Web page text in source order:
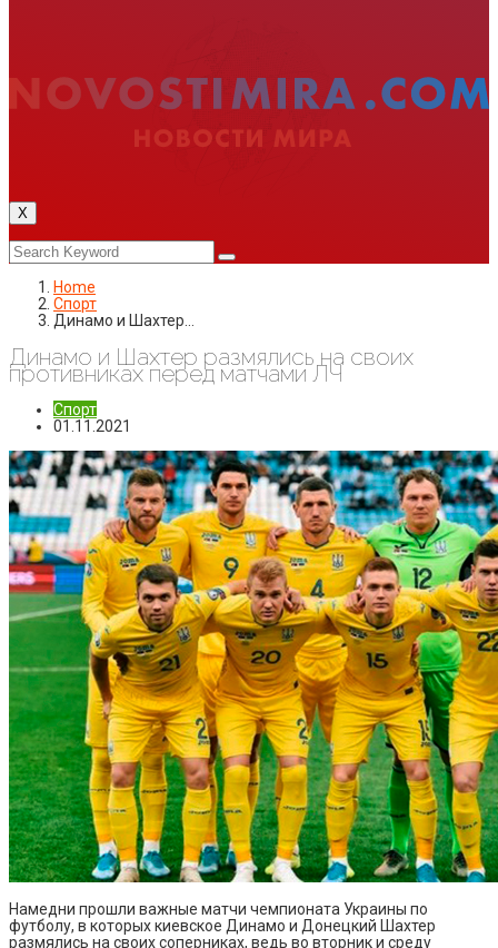
X
Home
Спорт
Динамо и Шахтер…
Динамо и Шахтер размялись на своих
противниках перед матчами ЛЧ
Спорт
01.11.2021
Намедни прошли важные матчи чемпионата Украины по
футболу, в которых киевское Динамо и Донецкий Шахтер
размялись на своих соперниках, ведь во вторник и среду